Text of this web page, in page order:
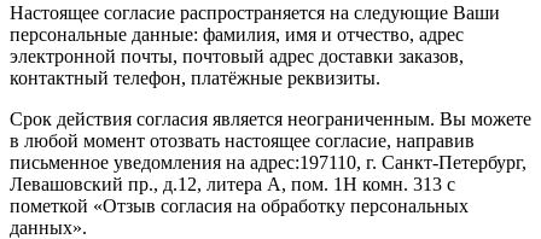
Настоящее согласие распространяется на следующие Ваши
персональные данные: фамилия, имя и отчество, адрес
электронной почты, почтовый адрес доставки заказов,
контактный телефон, платёжные реквизиты.
Срок действия согласия является неограниченным. Вы можете
в любой момент отозвать настоящее согласие, направив
письменное уведомления на адрес:197110, г. Санкт-Петербург,
Левашовский пр., д.12, литера А, пом. 1Н комн. 313 с
пометкой «Отзыв согласия на обработку персональных
данных».